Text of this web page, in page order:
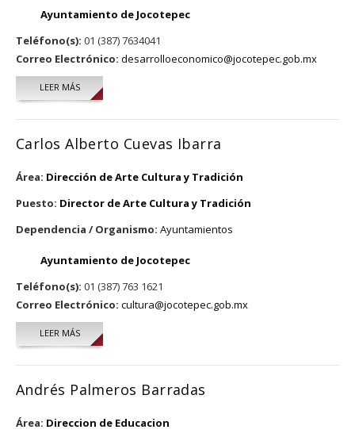
Ayuntamiento de Jocotepec
Teléfono(s): 01 (387) 7634041
Correo Electrónico: desarrolloeconomico@jocotepec.gob.mx
LEER MÁSSOBRE MOISÉS ANTONIO GONZÁLEZ PÉREZ
Carlos Alberto Cuevas Ibarra
Área: Dirección de Arte Cultura y Tradición
Puesto: Director de Arte Cultura y Tradición
Dependencia / Organismo: Ayuntamientos
Ayuntamiento de Jocotepec
Teléfono(s): 01 (387) 763 1621
Correo Electrónico: cultura@jocotepec.gob.mx
LEER MÁSSOBRE CARLOS ALBERTO CUEVAS IBARRA
Andrés Palmeros Barradas
Área: Direccion de Educacion